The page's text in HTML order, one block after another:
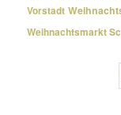
Vorstadt
Weihnachtsmarkt